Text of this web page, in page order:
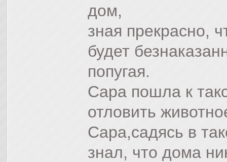
дом,
зная прекрасно,
будет
попугая.
Сара пошла к
отловить
Сара,садясь в
знал, что дома